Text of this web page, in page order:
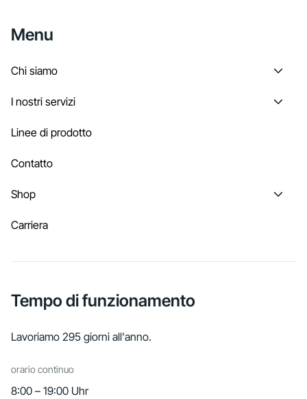
Menu
Chi siamo
I nostri servizi
Linee di prodotto
Contatto
Shop
Carriera
Tempo di funzionamento
Lavoriamo 295 giorni all'anno.
orario continuo
8:00 – 19:00 Uhr